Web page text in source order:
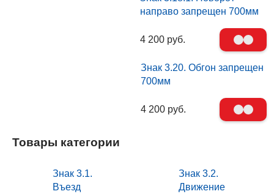
направо запрещен 700мм
4 200 руб.
Знак 3.20. Обгон запрещен
700мм
4 200 руб.
Товары категории
Знак 3.1.
Въезд
Знак 3.2.
Движение